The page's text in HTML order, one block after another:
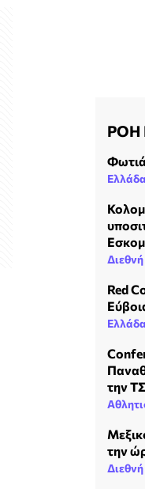
ΡΟΗ
Ελλάδα
Διεθνή
Red
Ελλάδα
την
την
Διεθνή